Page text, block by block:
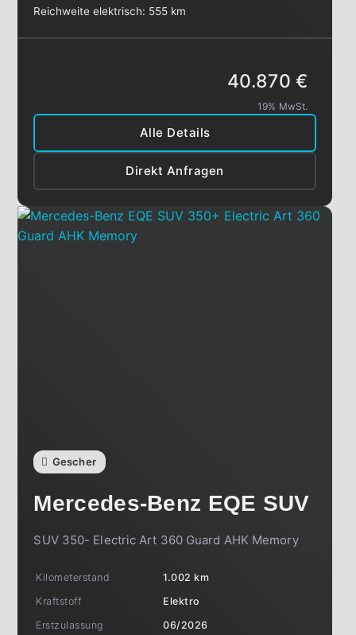
Reichweite elektrisch: 555 km
Alle Details
Direkt Anfragen
40.870 €
19% MwSt.
Gescher
Mercedes-Benz EQE SUV
SUV 350- Electric Art 360 Guard AHK Memory
Kilometerstand
1.002 km
Kraftstoff
Elektro
Erstzulassung
06/2026